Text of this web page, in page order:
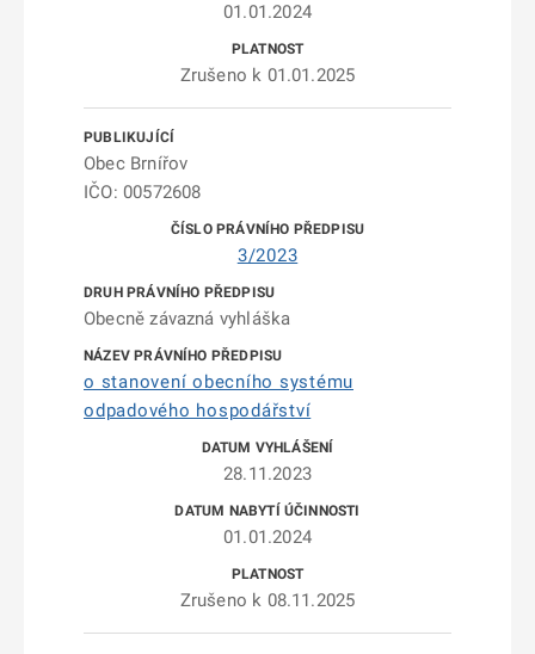
01.01.2024
Zrušeno k 01.01.2025
Obec Brnířov
IČO: 00572608
3/2023
Obecně závazná vyhláška
o stanovení obecního systému
odpadového hospodářství
28.11.2023
01.01.2024
Zrušeno k 08.11.2025